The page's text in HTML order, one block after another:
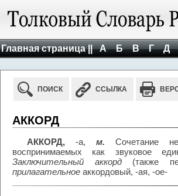
Главная страница || А Б В Г Д
ПОИСК ССЫЛКА
АККОРД
АККОРД, -а, м. Сочетание
воспринимаемых как звуковое
Заключительный аккорд(также
прилагательное аккордовый, -ая, -ое-